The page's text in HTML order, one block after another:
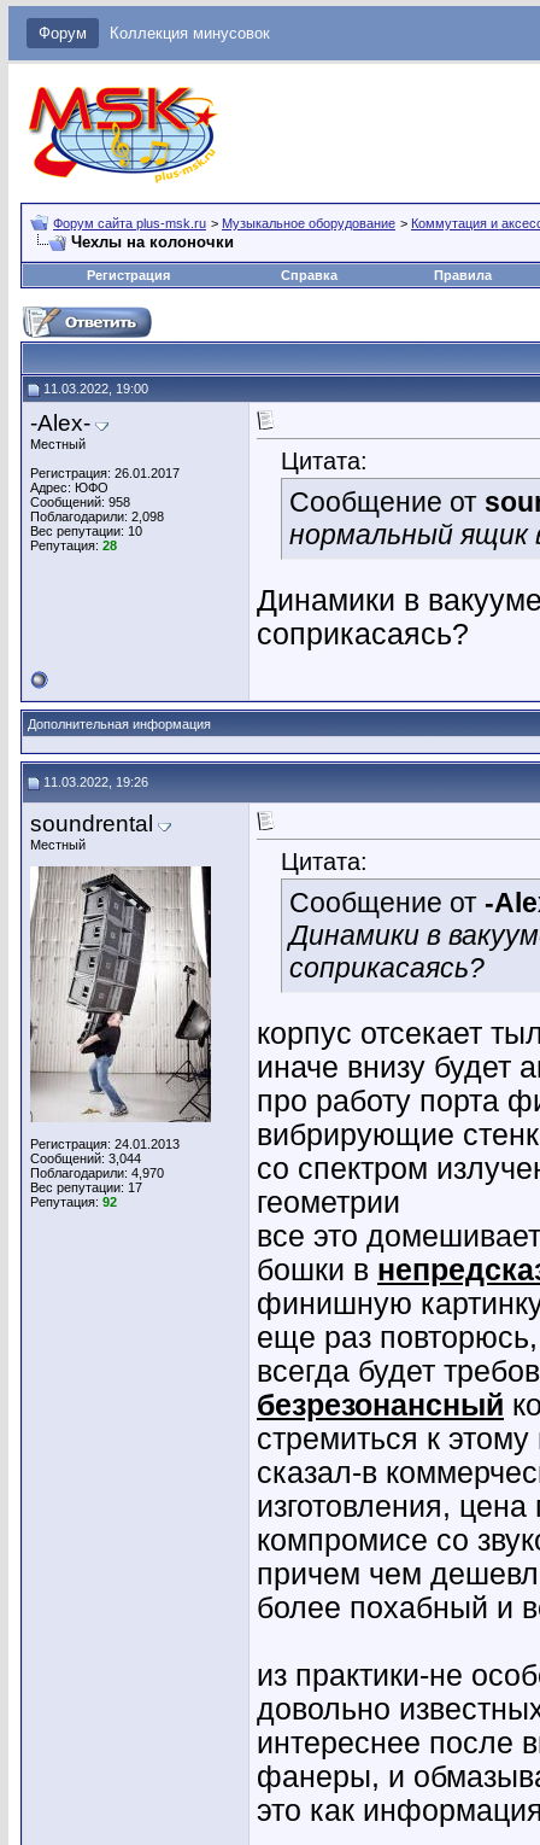
Форум Коллекция минусовок
Форум сайта plus-msk.ru > Музыкальное оборудование > Коммутация и
Чехлы на колоночки
Регистрация Справка Правила
11.03.2022, 19:00
-Alex-
Местный
Регистрация: 26.01.2017
Адрес: ЮФО
Сообщений: 958
Поблагодарили: 2,098
Вес репутации: 10
Репутация: 28
Цитата:
Сообщение от
нормальный ящик
Динамики в
соприкасаясь?
Дополнительная информация
11.03.2022, 19:26
soundrental
Местный
Регистрация: 24.01.2013
Сообщений: 3,044
Поблагодарили: 4,970
Вес репутации: 17
Репутация: 92
Цитата:
Сообщение от -
Динамики в
соприкасаясь?
корпус отсекает
иначе внизу будет
про работу порта
вибрирующие
со спектром
геометрии
все это
бошки в
финишную
еще раз
всегда будет
безрезонансный
стремиться к
сказал-в
изготовления,
компромисе со
причем чем
более похабный и
из практики-не
довольно
интереснее после
фанеры, и
это как